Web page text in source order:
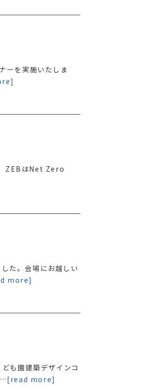
ーを実施いたしま
ZEBはNet Zero
た。会場にお越しい
more]
も園建築デザインコ
…[read more]